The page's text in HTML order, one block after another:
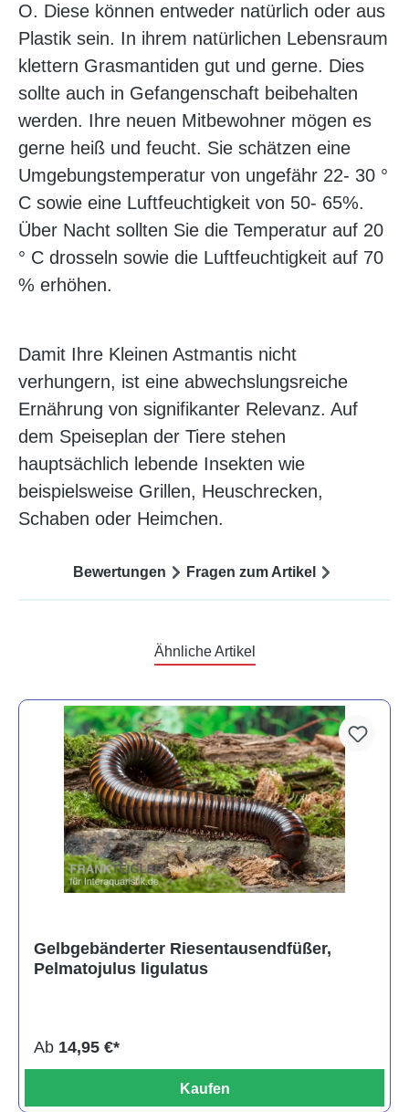
O. Diese können entweder natürlich oder aus
Plastik sein. In ihrem natürlichen Lebensraum
klettern Grasmantiden gut und gerne. Dies
sollte auch in Gefangenschaft beibehalten
werden. Ihre neuen Mitbewohner mögen es
gerne heiß und feucht. Sie schätzen eine
Umgebungstemperatur von ungefähr 22- 30 °
C sowie eine Luftfeuchtigkeit von 50- 65%.
Über Nacht sollten Sie die Temperatur auf 20
° C drosseln sowie die Luftfeuchtigkeit auf 70
% erhöhen.
Damit Ihre Kleinen Astmantis nicht
verhungern, ist eine abwechslungsreiche
Ernährung von signifikanter Relevanz. Auf
dem Speiseplan der Tiere stehen
hauptsächlich lebende Insekten wie
beispielsweise Grillen, Heuschrecken,
Schaben oder Heimchen.
Bewertungen Fragen zum Artikel
Ähnliche Artikel
Gelbgebänderter Riesentausendfüßer,
Pelmatojulus ligulatus
Ab 14,95 €*
Kaufen